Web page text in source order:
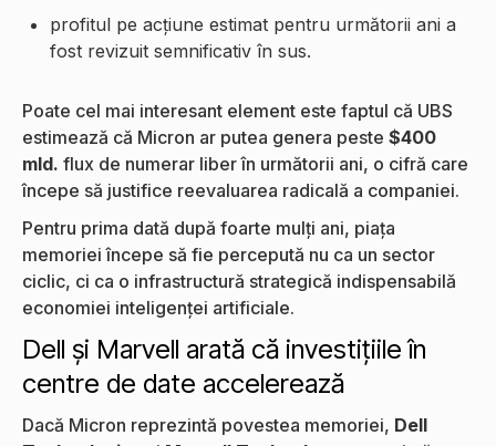
profitul pe acțiune estimat pentru următorii ani a
fost revizuit semnificativ în sus.
Poate cel mai interesant element este faptul că UBS
estimează că Micron ar putea genera peste $400
mld. flux de numerar liber în următorii ani, o cifră care
începe să justifice reevaluarea radicală a companiei.
Pentru prima dată după foarte mulți ani, piața
memoriei începe să fie percepută nu ca un sector
ciclic, ci ca o infrastructură strategică indispensabilă
economiei inteligenței artificiale.
Dell și Marvell arată că investițiile în
centre de date accelerează
Dacă Micron reprezintă povestea memoriei, Dell